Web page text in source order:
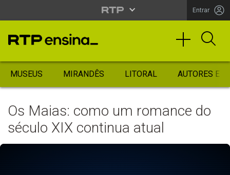
Entrar
MUSEUS MIRANDÊS LITORAL AUTORES
Os Maias: como um romance do
século XIX continua atual